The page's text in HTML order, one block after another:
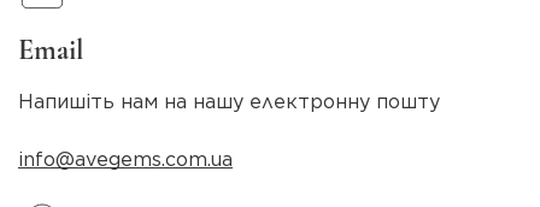
Email
Напишіть нам на нашу електронну пошту
info@avegems.com.ua